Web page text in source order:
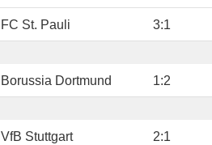
FC St. Pauli 3:1
Borussia Dortmund 1:2
VfB Stuttgart 2:1